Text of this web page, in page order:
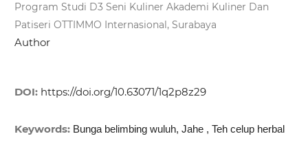
Program Studi D3 Seni Kuliner Akademi Kuliner Dan
Patiseri OTTIMMO Internasional, Surabaya
Author
DOI: https://doi.org/10.63071/1q2p8z29
Keywords: Bunga belimbing wuluh, Jahe , Teh celup herbal